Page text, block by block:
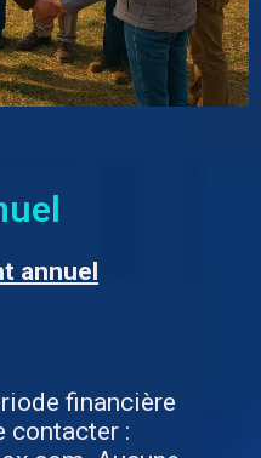
annuel
financière
contacter :